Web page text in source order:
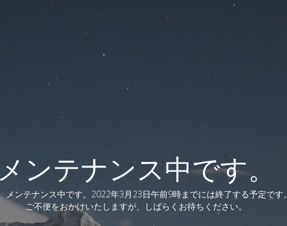
ンテナンス中です。
メンテナンス中です。2022年3月23日午前9時までには終了する予定です。
ご不便をおかけいたしますが、しばらくお待ちください。